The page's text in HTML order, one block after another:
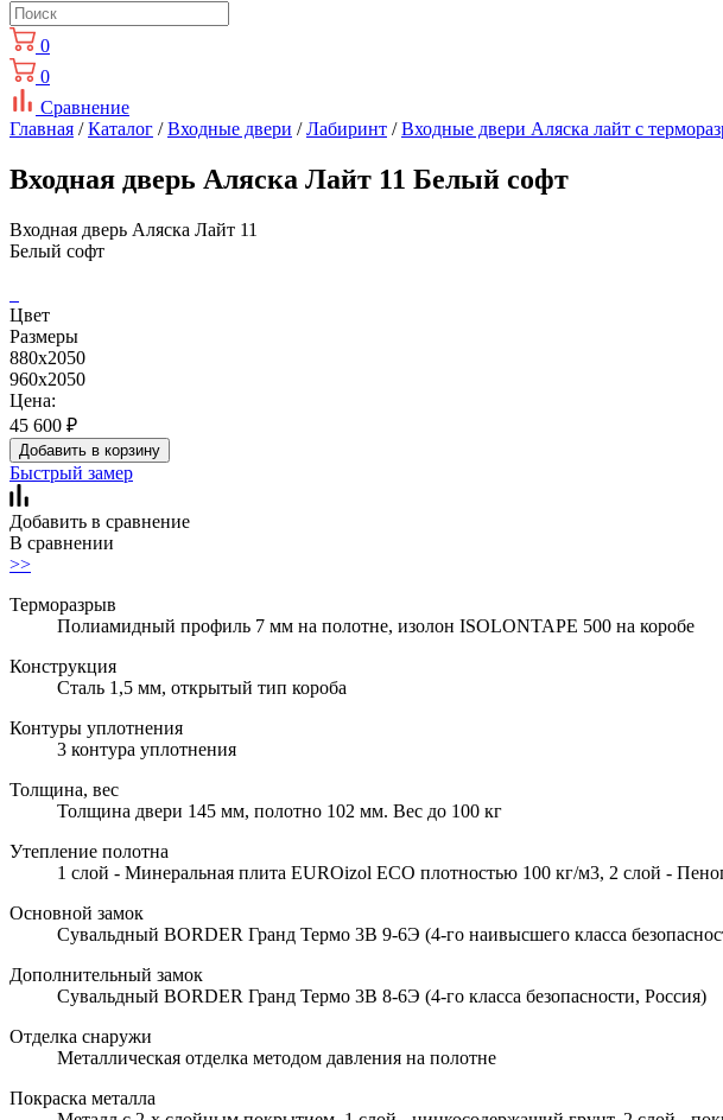
0
0
Сравнение
Главная /Каталог /Входные двери /Лабиринт /Входные двери Аляска лайт с
Входная дверь Аляска Лайт 11 Белый софт
Входная дверь Аляска Лайт 11
Белый софт
Цвет
Размеры
880x2050
960x2050
Цена:
45 600 ₽
Добавить в корзину
Быстрый замер
Добавить в сравнение
В сравнении
>>
Терморазрыв
Полиамидный профиль 7 мм на полотне, изолон ISOLONTAPE 500 на коробе
Конструкция
Сталь 1,5 мм, открытый тип короба
Контуры уплотнения
3 контура уплотнения
Толщина, вес
Толщина двери 145 мм, полотно 102 мм. Вес до 100 кг
Утепление полотна
1 слой - Минеральная плита EUROizol ECO плотностью 100 кг/м3, 2 слой -
Основной замок
Сувальдный BORDER Гранд Термо 3В 9-6Э (4-го наивысшего класса
Дополнительный замок
Сувальдный BORDER Гранд Термо 3В 8-6Э (4-го класса безопасности, Россия)
Отделка снаружи
Металлическая отделка методом давления на полотне
Покраска металла